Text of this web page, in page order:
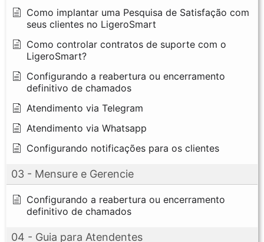
Como implantar uma Pesquisa de Satisfação com
seus clientes no LigeroSmart
Como controlar contratos de suporte com o
LigeroSmart?
Configurando a reabertura ou encerramento
definitivo de chamados
Atendimento via Telegram
Atendimento via Whatsapp
Configurando notificações para os clientes
03 - Mensure e Gerencie
Configurando a reabertura ou encerramento
definitivo de chamados
04 - Guia para Atendentes